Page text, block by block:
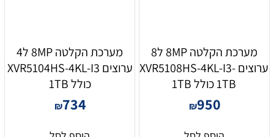
מערכת הקלטה 8MP ל8
ערוצים XVR5108HS-4KL-I3-
1TB כולל 1TB
₪950
מערכת הקלטה 8MP ל4
ערוצים XVR5104HS-4KL-I3
כולל 1TB
₪734